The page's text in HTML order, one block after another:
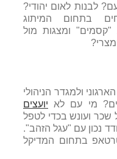
לבנות לאום יהודי?
בתחום המיתוג
"קסמים" ומצגות מול
ולמגדר הניהולי
מי עם לא יועצים
שכר ועונש בכדי לטפל
נכון עם "עגל הזהב".
בתחום המדיקל